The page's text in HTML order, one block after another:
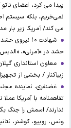
پیدا می کرد، اعضای
نمی‌خریم، بلکه سیستم
می کند/ آمریکا زیر بار
شهادت ۱۰
حشد در »آمرلی»،
معاون استانداری
زیباکنار / بخشی از
غضنفری، نماینده
تفاهمنامه با آمریکا
ندارند/ اسمش را جنگ
ونس، روبیو، کوشنر،